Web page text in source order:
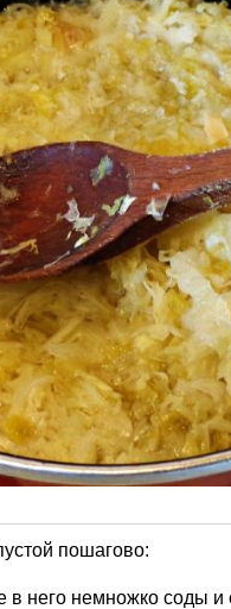
пошагово:
в него немножко соды